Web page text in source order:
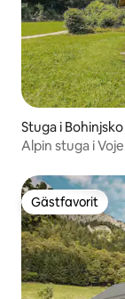
Stuga i
Alpin stuga i
Gästfavorit
Gästfavorit